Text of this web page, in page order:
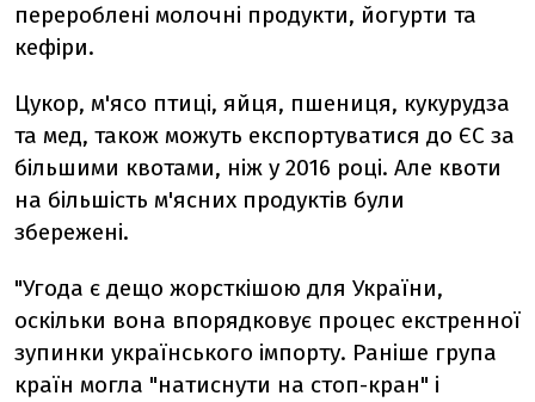
перероблені молочні продукти, йогурти та
кефіри.
Цукор, м'ясо птиці, яйця, пшениця, кукурудза
та мед, також можуть експортуватися до ЄС за
більшими квотами, ніж у 2016 році. Але квоти
на більшість м'ясних продуктів були
збережені.
"Угода є дещо жорсткішою для України,
оскільки вона впорядковує процес екстренної
зупинки українського імпорту. Раніше група
країн могла "натиснути на стоп-кран" і